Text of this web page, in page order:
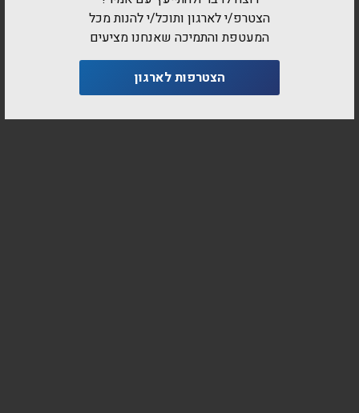
הצטרפ/י לארגון ותוכל/י להנות מכל
המעטפת והתמיכה שאנחנו מציעים
הצטרפות לארגון